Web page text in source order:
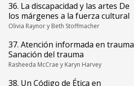
36. La discapacidad y las artes De
los márgenes a la fuerza cultural
Olivia Raynor y Beth Stoffmacher
37. Atención informada en trauma
Sanación del trauma
Rasheeda McCrae y Karyn Harvey
38. Un Código de Ética en